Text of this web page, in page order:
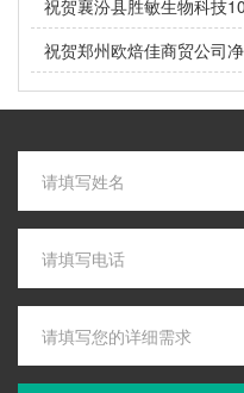
祝贺襄汾县胜敏生物科技
祝贺郑州欧焙佳商贸公司